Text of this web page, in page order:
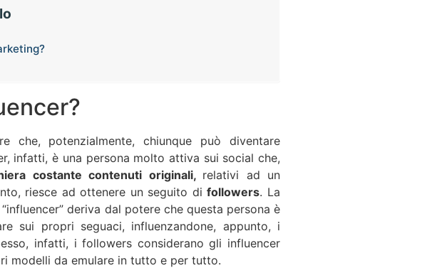
che, potenzialmente, chiunque può diventare
infatti, è una persona molto attiva sui social che,
costante contenuti originali, relativi ad un
riesce ad ottenere un seguito difollowers. La
deriva dal potere che questa persona è
sui propri seguaci, influenzandone, appunto, i
infatti, i followers considerano gli influencer
modelli da emulare in tutto e per tutto.